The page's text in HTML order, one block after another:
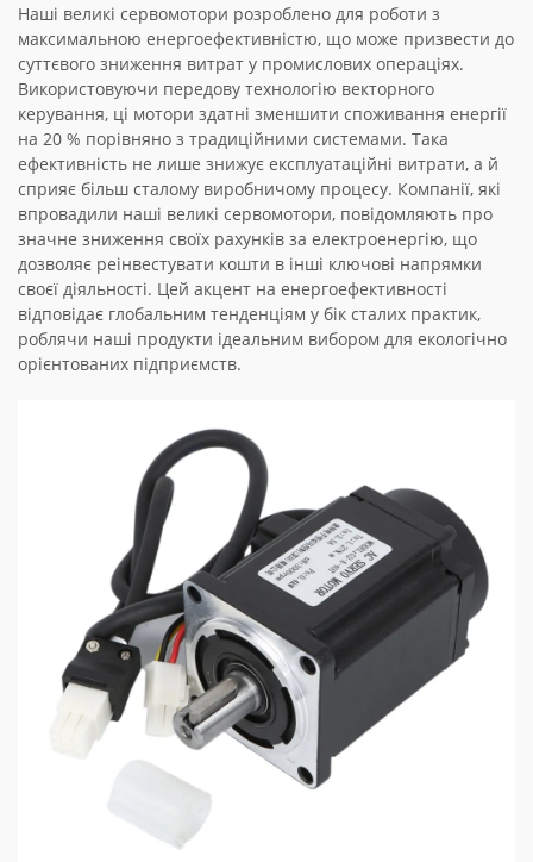
Наші великі сервомотори розроблено для роботи з
максимальною енергоефективністю, що може призвести до
суттєвого зниження витрат у промислових операціях.
Використовуючи передову технологію векторного
керування, ці мотори здатні зменшити споживання енергії
на 20 % порівняно з традиційними системами. Така
ефективність не лише знижує експлуатаційні витрати, а й
сприяє більш сталому виробничому процесу. Компанії, які
впровадили наші великі сервомотори, повідомляють про
значне зниження своїх рахунків за електроенергію, що
дозволяє реінвестувати кошти в інші ключові напрямки
своєї діяльності. Цей акцент на енергоефективності
відповідає глобальним тенденціям у бік сталих практик,
роблячи наші продукти ідеальним вибором для екологічно
орієнтованих підприємств.